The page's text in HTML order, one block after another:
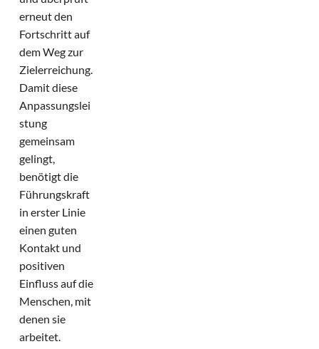
erneut den
Fortschritt auf
dem Weg zur
Zielerreichung.
Damit diese
Anpassungslei
stung
gemeinsam
gelingt,
benötigt die
Führungskraft
in erster Linie
einen guten
Kontakt und
positiven
Einfluss auf die
Menschen, mit
denen sie
arbeitet.